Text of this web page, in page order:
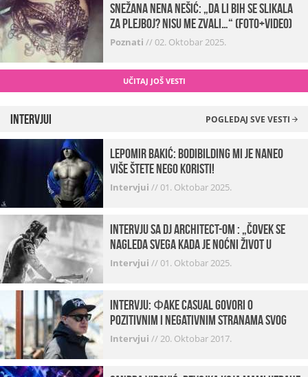
Snežana Nena Nešić: „Da li bih se slikala
za Plejboj? Nisu me zvali…“ (FOTO+VIDEO)
Poznati //02. Oktobar 2025.
UČITAJ JOŠ VESTI
Intervjui POGLEDAJ SVE VESTI
Lepomir Bakić: Bodibilding mi je naneo
više štete nego koristi!
Intervjui //01. Oktobar 2025.
Intervju sa DJ Architect-om : „Čovek se
nagleda svega kada je noćni život u
pitanju. U klubovima najmanje vidim
Intervjui //01. Oktobar 2025.
INTERVJU: Фake Casual govori o
pozitivnim i negativnim stranama svog
posla, počecima, omiljenim mestima …
Intervjui //20. Oktobar 2017.